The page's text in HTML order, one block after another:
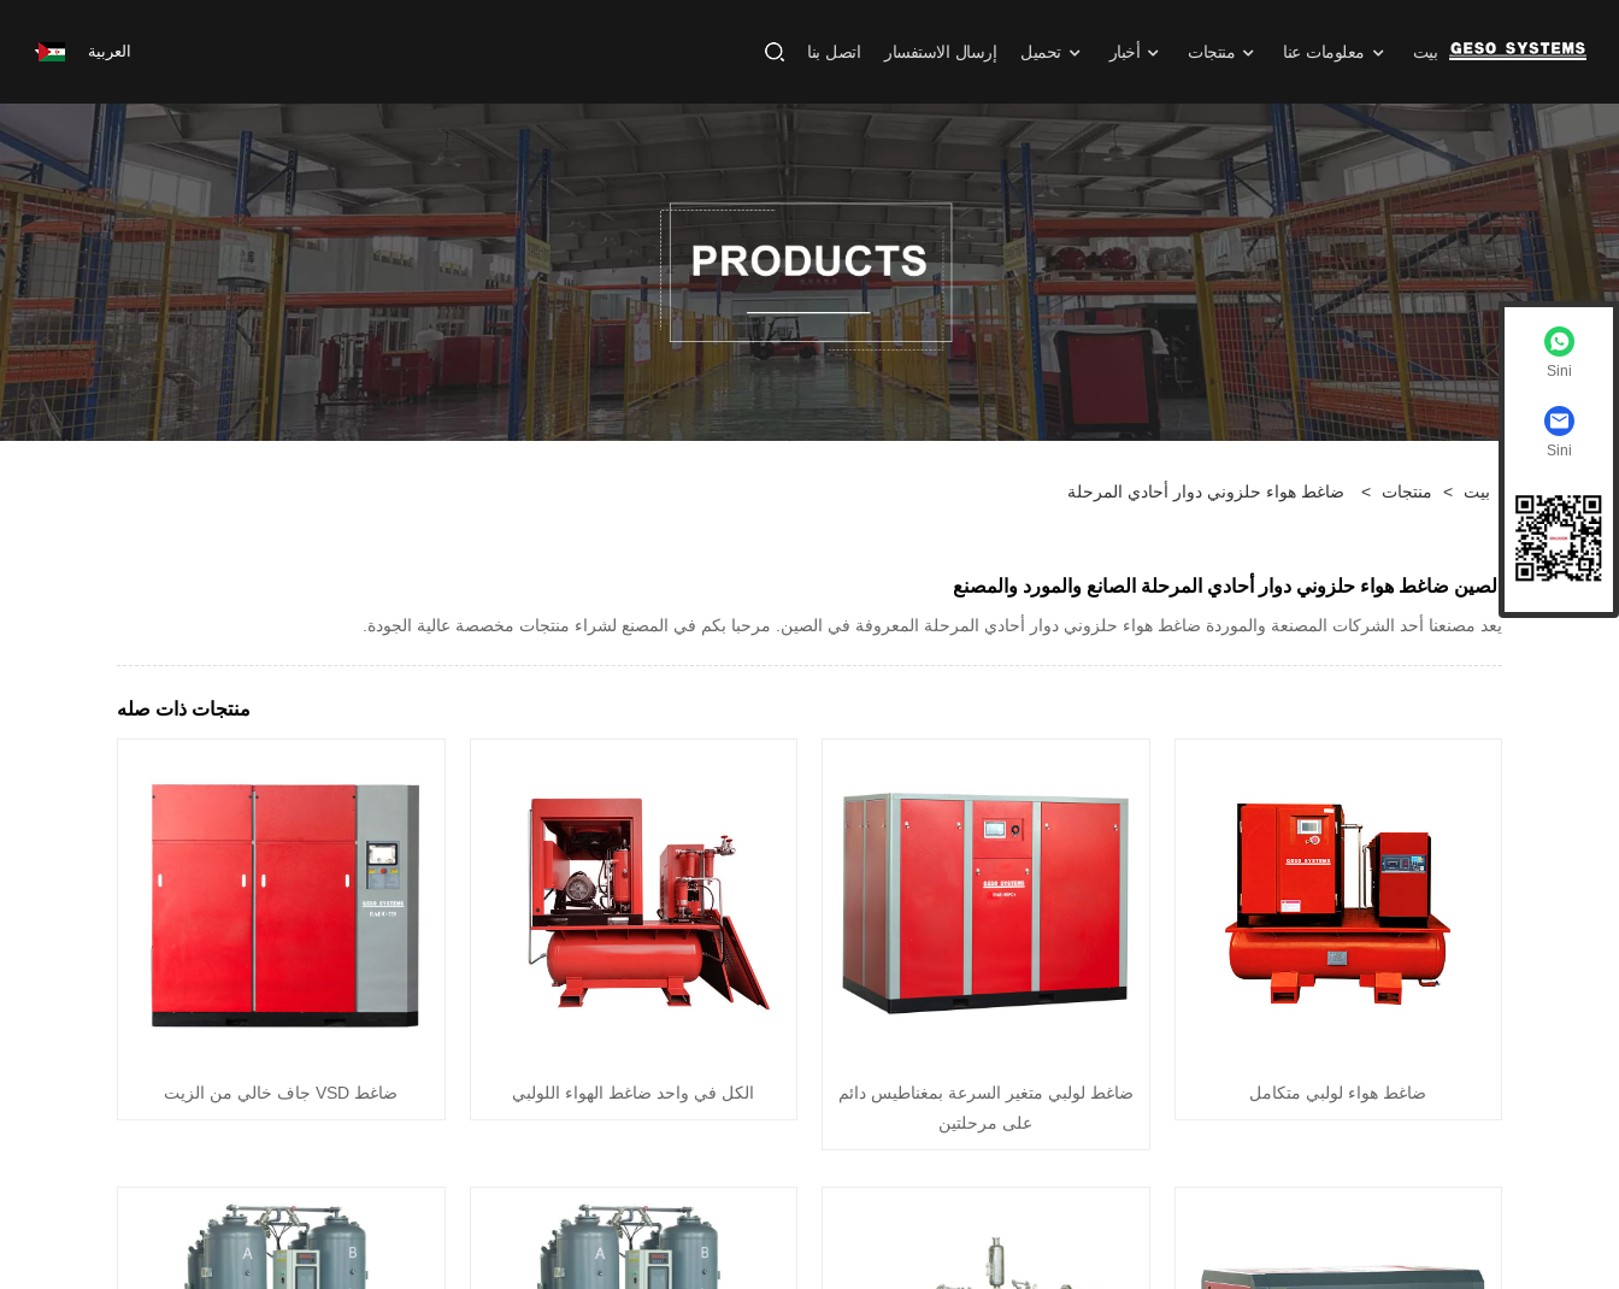
بيت معلومات عنا منتجات أخبار تحميل إرسال الاستفسار اتصل بنا العربية
بيت > منتجات > ضاغط هواء حلزوني دوار أحادي المرحلة
الصين ضاغط هواء حلزوني دوار أحادي المرحلة الصانع والمورد والمصنع
يعد مصنعنا أحد الشركات المصنعة والموردة ضاغط هواء حلزوني دوار أحادي المرحلة المعروفة في الصين. مرحبا بكم في المصنع لشراء منتجات مخصصة عالية الجودة.
منتجات ذات صله
ضاغط هواء لولبي متكامل
ضاغط لولبي متغير السرعة بمغناطيس دائم
على مرحلتين
الكل في واحد ضاغط الهواء اللولبي ضاغط VSD جاف خالي من الزيت
Sini
Sini